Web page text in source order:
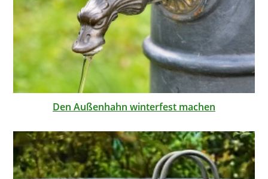
Den Außenhahn winterfest machen